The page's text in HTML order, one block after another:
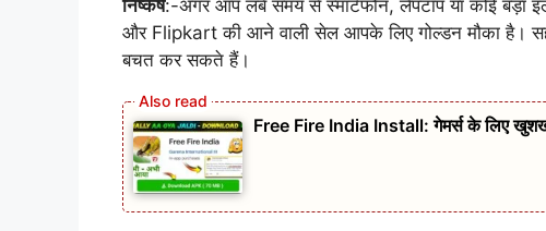
निष्कर्ष:-अगर आप लंबे समय से स्मार्टफोन, लैपटॉप या कोई बड़ा
और Flipkart की आने वाली सेल आपके लिए गोल्डन मौका है।
बचत कर सकते हैं।
Free Fire India Install: गेमर्स के लिए